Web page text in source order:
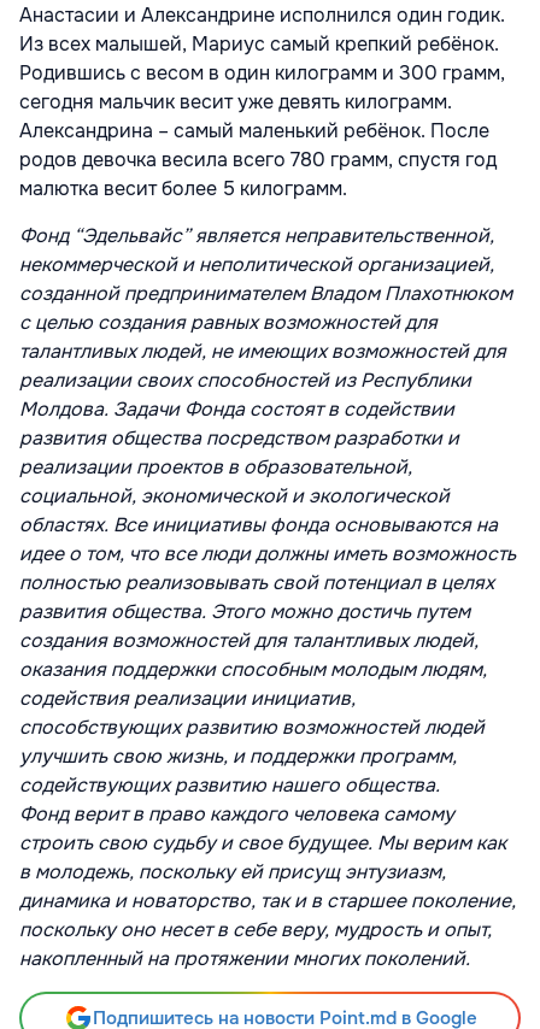
Анастасии и Александрине исполнился один годик.
Из всех малышей, Мариус самый крепкий ребёнок.
Родившись с весом в один килограмм и 300 грамм,
сегодня мальчик весит уже девять килограмм.
Александрина – самый маленький ребёнок. После
родов девочка весила всего 780 грамм, спустя год
малютка весит более 5 килограмм.
Фонд “Эдельвайс” является неправительственной,
некоммерческой и неполитической организацией,
созданной предпринимателем Владом Плахотнюком
с целью создания равных возможностей для
талантливых людей, не имеющих возможностей для
реализации своих способностей из Республики
Молдова. Задачи Фонда состоят в содействии
развития общества посредством разработки и
реализации проектов в образовательной,
социальной, экономической и экологической
областях. Все инициативы фонда основываются на
идее о том, что все люди должны иметь возможность
полностью реализовывать свой потенциал в целях
развития общества. Этого можно достичь путем
создания возможностей для талантливых людей,
оказания поддержки способным молодым людям,
содействия реализации инициатив,
способствующих развитию возможностей людей
улучшить свою жизнь, и поддержки программ,
содействующих развитию нашего общества.
Фонд верит в право каждого человека самому
строить свою судьбу и свое будущее. Мы верим как
в молодежь, поскольку ей присущ энтузиазм,
динамика и новаторство, так и в старшее поколение,
поскольку оно несет в себе веру, мудрость и опыт,
накопленный на протяжении многих поколений.
Подпишитесь на новости Point.md в Google